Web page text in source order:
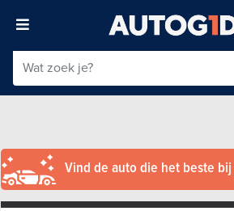
Vind de auto die het beste